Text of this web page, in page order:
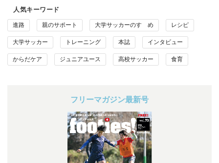
人気キーワード
進路 親のサポート 大学サッカーのすゝめ レシピ
大学サッカー トレーニング 本誌 インタビュー
からだケア ジュニアユース 高校サッカー 食育
フリーマガジン最新号